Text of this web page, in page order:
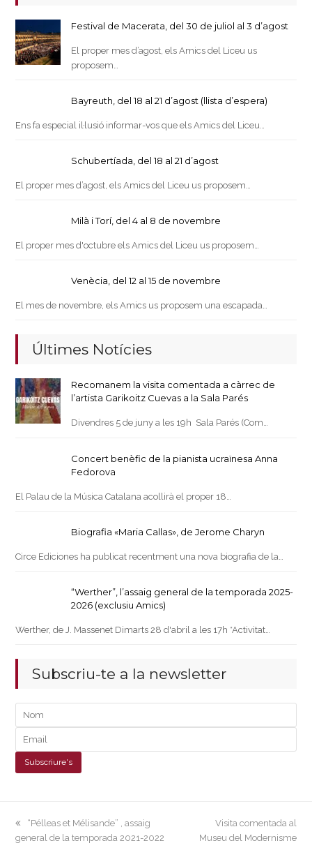
Festival de Macerata, del 30 de juliol al 3 d’agost
El proper mes d’agost, els Amics del Liceu us
proposem…
Bayreuth, del 18 al 21 d’agost (llista d’espera)
Ens fa especial il·lusió informar-vos que els Amics del Liceu…
Schubertíada, del 18 al 21 d’agost
El proper mes d’agost, els Amics del Liceu us proposem…
Milà i Torí, del 4 al 8 de novembre
El proper mes d'octubre els Amics del Liceu us proposem…
Venècia, del 12 al 15 de novembre
El mes de novembre, els Amics us proposem una escapada…
Últimes Notícies
Recomanem la visita comentada a càrrec de
l’artista Garikoitz Cuevas a la Sala Parés
Divendres 5 de juny a les 19h Sala Parés (Com…
Concert benèfic de la pianista ucraïnesa Anna
Fedorova
El Palau de la Música Catalana acollirà el proper 18…
Biografia «Maria Callas», de Jerome Charyn
Circe Ediciones ha publicat recentment una nova biografia de la…
“Werther”, l’assaig general de la temporada 2025-
2026 (exclusiu Amics)
Werther, de J. Massenet Dimarts 28 d'abril a les 17h *Activitat…
Subscriu-te a la newsletter
previous
post:
“Pélleas et Mélisande” , assaig
general de la temporada 2021-2022
next
post:
Visita comentada al
Museu del Modernisme